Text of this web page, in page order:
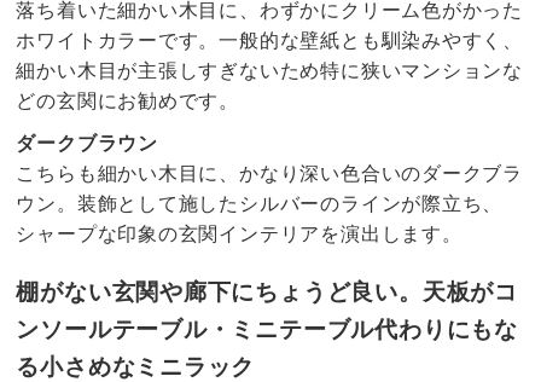
落ち着いた細かい木目に、わずかにクリーム色がかった
ホワイトカラーです。一般的な壁紙とも馴染みやすく、
細かい木目が主張しすぎないため特に狭いマンションな
どの玄関にお勧めです。
ダークブラウン
こちらも細かい木目に、かなり深い色合いのダークブラ
ウン。装飾として施したシルバーのラインが際立ち、
シャープな印象の玄関インテリアを演出します。
棚がない玄関や廊下にちょうど良い。天板がコ
ンソールテーブル・ミニテーブル代わりにもな
る小さめなミニラック